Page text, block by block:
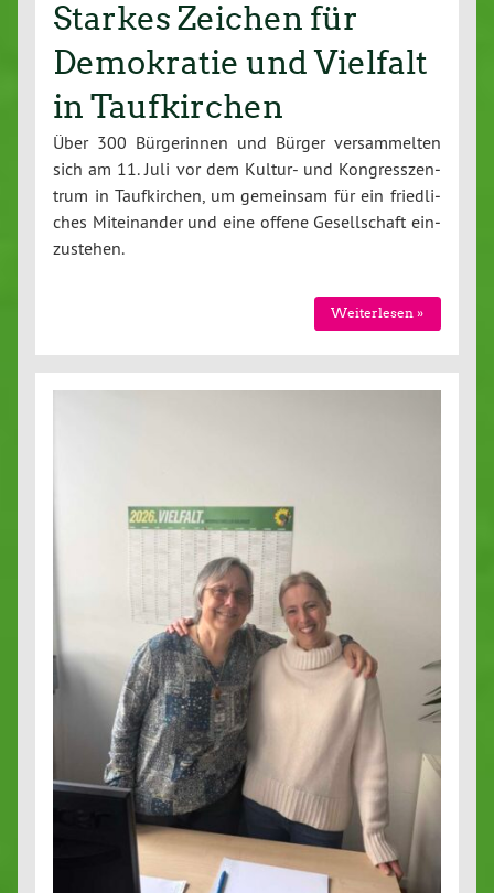
Starkes Zeichen für
Demokratie und Vielfalt
in Taufkirchen
Über 300 Bür­ge­rin­nen und Bürger ver­sam­mel­ten
sich am 11. Juli vor dem Kultur- und Kon­gress­zen­
trum in Tauf­kir­chen, um gemeinsam für ein fried­li­
ches Mit­ein­an­der und eine offene Ge­sell­schaft ein­
zu­ste­hen.
Wei­ter­le­sen »